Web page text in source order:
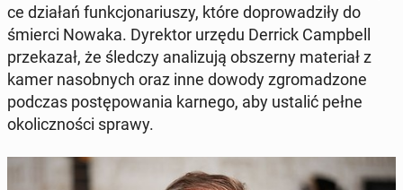
ce działań funk­cjo­na­riu­szy, które do­pro­wa­dzi­ły do
śmierci Nowaka. Dy­rek­tor urzędu Derrick Camp­bell
prze­ka­zał, że śledczy ana­li­zu­ją ob­szer­ny ma­te­riał z
kamer na­sob­nych oraz inne dowody zgro­ma­dzo­ne
podczas po­stę­po­wa­nia karnego, aby ustalić pełne
oko­licz­no­ści sprawy.